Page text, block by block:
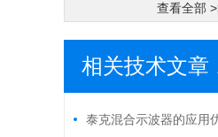
查看全部
相关技术文章
泰克混合示波器的应用